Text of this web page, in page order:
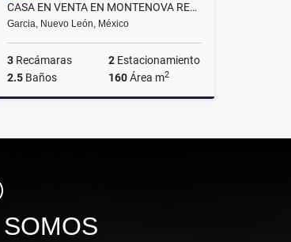
CASA EN VENTA EN MONTENOVA RESERVA CUMBRES
Garcia, Nuevo León, México
3 Recámaras 2 Estacionamiento
2.5 Baños 160Área m2
$3,550,000